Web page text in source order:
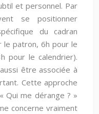
et personnel. Par
se positionner
du cadran
le patron, 6h pour le
pour le calendrier).
être associée à
Cette approche
Qui me dérange ? »
concerne vraiment